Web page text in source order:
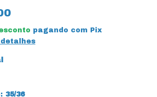
pagando com Pix
35/36